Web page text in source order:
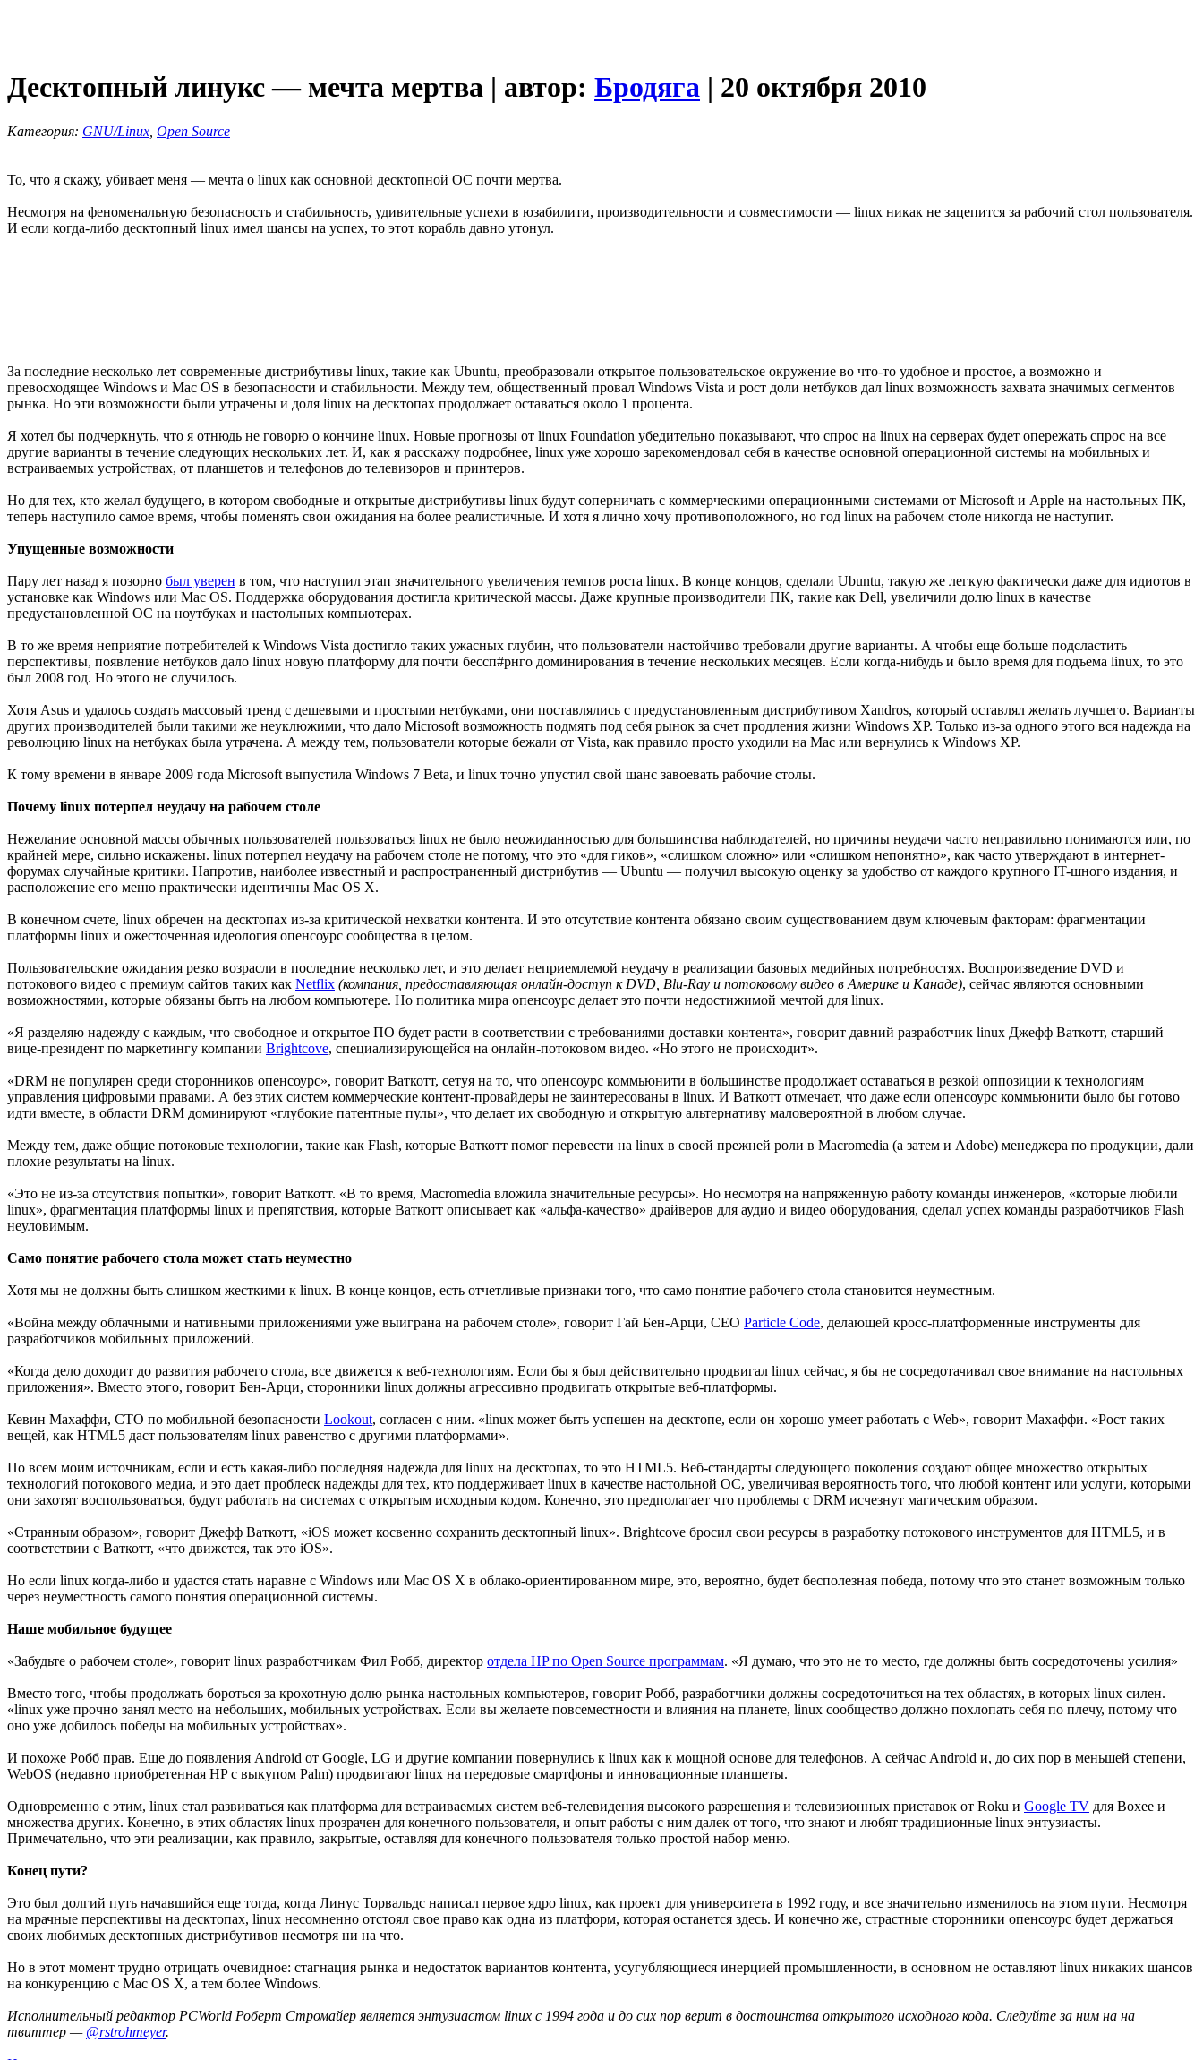
Десктопный линукс — мечта мертва | автор: Бродяга | 20 октября 2010
Категория: GNU/Linux Open Source
То, что я скажу, убивает меня — мечта о linux как основной десктопной ОС почти мертва.
Несмотря на феноменальную безопасность и стабильность, удивительные успехи в юзабилити, производительности и совместимости — linux никак не зацепится за рабочий стол пользователя.
И если когда-либо десктопный linux имел шансы на успех, то этот корабль давно утонул.
За последние несколько лет современные дистрибутивы linux, такие как Ubuntu, преобразовали открытое пользовательское окружение во что-то удобное и простое, а возможно и
превосходящее Windows и Mac OS в безопасности и стабильности. Между тем, общественный провал Windows Vista и рост доли нетбуков дал linux возможность захвата значимых сегментов
рынка. Но эти возможности были утрачены и доля linux на десктопах продолжает оставаться около 1 процента.
Я хотел бы подчеркнуть, что я отнюдь не говорю о кончине linux. Новые прогнозы от linux Foundation убедительно показывают, что спрос на linux на серверах будет опережать спрос на все
другие варианты в течение следующих нескольких лет. И, как я расскажу подробнее, linux уже хорошо зарекомендовал себя в качестве основной операционной системы на мобильных и
встраиваемых устройствах, от планшетов и телефонов до телевизоров и принтеров.
Но для тех, кто желал будущего, в котором свободные и открытые дистрибутивы linux будут соперничать с коммерческими операционными системами от Microsoft и Apple на настольных ПК,
теперь наступило самое время, чтобы поменять свои ожидания на более реалистичные. И хотя я лично хочу противоположного, но год linux на рабочем столе никогда не наступит.
Упущенные возможности
Пару лет назад я позорно был уверен в том, что наступил этап значительного увеличения темпов роста linux. В конце концов, сделали Ubuntu, такую же легкую фактически даже для идиотов в
установке как Windows или Mac OS. Поддержка оборудования достигла критической массы. Даже крупные производители ПК, такие как Dell, увеличили долю linux в качестве
предустановленной ОС на ноутбуках и настольных компьютерах.
В то же время неприятие потребителей к Windows Vista достигло таких ужасных глубин, что пользователи настойчиво требовали другие варианты. А чтобы еще больше подсластить
перспективы, появление нетбуков дало linux новую платформу для почти бессп#рнго доминирования в течение нескольких месяцев. Если когда-нибудь и было время для подъема linux, то это
был 2008 год. Но этого не случилось.
Хотя Asus и удалось создать массовый тренд с дешевыми и простыми нетбуками, они поставлялись с предустановленным дистрибутивом Xandros, который оставлял желать лучшего. Варианты
других производителей были такими же неуклюжими, что дало Microsoft возможность подмять под себя рынок за счет продления жизни Windows XP. Только из-за одного этого вся надежда на
революцию linux на нетбуках была утрачена. А между тем, пользователи которые бежали от Vista, как правило просто уходили на Mac или вернулись к Windows XP.
К тому времени в январе 2009 года Microsoft выпустила Windows 7 Beta, и linux точно упустил свой шанс завоевать рабочие столы.
Почему linux потерпел неудачу на рабочем столе
Нежелание основной массы обычных пользователей пользоваться linux не было неожиданностью для большинства наблюдателей, но причины неудачи часто неправильно понимаются или, по
крайней мере, сильно искажены. linux потерпел неудачу на рабочем столе не потому, что это «для гиков», «слишком сложно» или «слишком непонятно», как часто утверждают в интернет-
форумах случайные критики. Напротив, наиболее известный и распространенный дистрибутив — Ubuntu — получил высокую оценку за удобство от каждого крупного IT-шного издания, и
расположение его меню практически идентичны Mac OS X.
В конечном счете, linux обречен на десктопах из-за критической нехватки контента. И это отсутствие контента обязано своим существованием двум ключевым факторам: фрагментации
платформы linux и ожесточенная идеология опенсоурс сообщества в целом.
Пользовательские ожидания резко возрасли в последние несколько лет, и это делает неприемлемой неудачу в реализации базовых медийных потребностях. Воспроизведение DVD и
потокового видео с премиум сайтов таких как Netflix (компания, предоставляющая онлайн-доступ к DVD, Blu-Ray и потоковому видео в Америке и Канаде), сейчас являются основными
возможностями, которые обязаны быть на любом компьютере. Но политика мира опенсоурс делает это почти недостижимой мечтой для linux.
«Я разделяю надежду с каждым, что свободное и открытое ПО будет расти в соответствии с требованиями доставки контента», говорит давний разработчик linux Джефф Ваткотт, старший
вице-президент по маркетингу компании Brightcove, специализирующейся на онлайн-потоковом видео. «Но этого не происходит».
«DRM не популярен среди сторонников опенсоурс», говорит Ваткотт, сетуя на то, что опенсоурс коммьюнити в большинстве продолжает оставаться в резкой оппозиции к технологиям
управления цифровыми правами. А без этих систем коммерческие контент-провайдеры не заинтересованы в linux. И Ваткотт отмечает, что даже если опенсоурс коммьюнити было бы готово
идти вместе, в области DRM доминируют «глубокие патентные пулы», что делает их свободную и открытую альтернативу маловероятной в любом случае.
Между тем, даже общие потоковые технологии, такие как Flash, которые Ваткотт помог перевести на linux в своей прежней роли в Macromedia (а затем и Adobe) менеджера по продукции, дали
плохие результаты на linux.
«Это не из-за отсутствия попытки», говорит Ваткотт. «В то время, Macromedia вложила значительные ресурсы». Но несмотря на напряженную работу команды инженеров, «которые любили
linux», фрагментация платформы linux и препятствия, которые Ваткотт описывает как «альфа-качество» драйверов для аудио и видео оборудования, сделал успех команды разработчиков Flash
неуловимым.
Само понятие рабочего стола может стать неуместно
Хотя мы не должны быть слишком жесткими к linux. В конце концов, есть отчетливые признаки того, что само понятие рабочего стола становится неуместным.
«Война между облачными и нативными приложениями уже выиграна на рабочем столе», говорит Гай Бен-Арци, CEO Particle Code, делающей кросс-платформенные инструменты для
разработчиков мобильных приложений.
«Когда дело доходит до развития рабочего стола, все движется к веб-технологиям. Если бы я был действительно продвигал linux сейчас, я бы не сосредотачивал свое внимание на настольных
приложения». Вместо этого, говорит Бен-Арци, сторонники linux должны агрессивно продвигать открытые веб-платформы.
Кевин Махаффи, CTO по мобильной безопасности Lookout, согласен с ним. «linux может быть успешен на десктопе, если он хорошо умеет работать с Web», говорит Махаффи. «Рост таких
вещей, как HTML5 даст пользователям linux равенство с другими платформами».
По всем моим источникам, если и есть какая-либо последняя надежда для linux на десктопах, то это HTML5. Веб-стандарты следующего поколения создают общее множество открытых
технологий потокового медиа, и это дает проблеск надежды для тех, кто поддерживает linux в качестве настольной ОС, увеличивая вероятность того, что любой контент или услуги, которыми
они захотят воспользоваться, будут работать на системах с открытым исходным кодом. Конечно, это предполагает что проблемы с DRM исчезнут магическим образом.
«Странным образом», говорит Джефф Ваткотт, «iOS может косвенно сохранить десктопный linux». Brightcove бросил свои ресурсы в разработку потокового инструментов для HTML5, и в
соответствии с Ваткотт, «что движется, так это iOS».
Но если linux когда-либо и удастся стать наравне с Windows или Mac OS X в облако-ориентированном мире, это, вероятно, будет бесполезная победа, потому что это станет возможным только
через неуместность самого понятия операционной системы.
Наше мобильное будущее
«Забудьте о рабочем столе», говорит linux разработчикам Фил Робб, директор отдела HP по Open Source программам. «Я думаю, что это не то место, где должны быть сосредоточены усилия»
Вместо того, чтобы продолжать бороться за крохотную долю рынка настольных компьютеров, говорит Робб, разработчики должны сосредоточиться на тех областях, в которых linux силен.
«linux уже прочно занял место на небольших, мобильных устройствах. Если вы желаете повсеместности и влияния на планете, linux сообщество должно похлопать себя по плечу, потому что
оно уже добилось победы на мобильных устройствах».
И похоже Робб прав. Еще до появления Android от Google, LG и другие компании повернулись к linux как к мощной основе для телефонов. А сейчас Android и, до сих пор в меньшей степени,
WebOS (недавно приобретенная HP с выкупом Palm) продвигают linux на передовые смартфоны и инновационные планшеты.
Одновременно с этим, linux стал развиваться как платформа для встраиваемых систем веб-телевидения высокого разрешения и телевизионных приставок от Roku и Google TV для Boxee и
множества других. Конечно, в этих областях linux прозрачен для конечного пользователя, и опыт работы с ним далек от того, что знают и любят традиционные linux энтузиасты.
Примечательно, что эти реализации, как правило, закрытые, оставляя для конечного пользователя только простой набор меню.
Конец пути?
Это был долгий путь начавшийся еще тогда, когда Линус Торвальдс написал первое ядро linux, как проект для университета в 1992 году, и все значительно изменилось на этом пути. Несмотря
на мрачные перспективы на десктопах, linux несомненно отстоял свое право как одна из платформ, которая останется здесь. И конечно же, страстные сторонники опенсоурс будет держаться
своих любимых десктопных дистрибутивов несмотря ни на что.
Но в этот момент трудно отрицать очевидное: стагнация рынка и недостаток вариантов контента, усугубляющиеся инерцией промышленности, в основном не оставляют linux никаких шансов
на конкуренцию с Mac OS X, а тем более Windows.
Исполнительный редактор PCWorld Роберт Стромайер является энтузиастом linux с 1994 года и до сих пор верит в достоинства открытого исходного кода. Следуйте за ним на на
твиттер — @rstrohmeyer.